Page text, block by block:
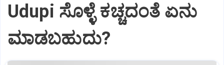
Udupi ಸೊಳ್ಳೆ ಕಚ್ಚದಂತೆ ಏನು
ಮಾಡಬಹುದು?